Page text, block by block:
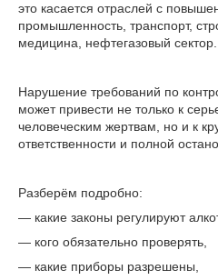
это касается отраслей с
промышленность, транспорт,
медицина, нефтегазовый сектор.
Нарушение требований по
может привести не только к
человеческим жертвам, но и к
ответственности и полной
Разберём подробно:
— какие законы регулируют
— кого обязательно проверять,
— какие приборы разрешены,